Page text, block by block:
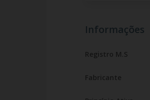
Informações
Registro M.S
Fabricante